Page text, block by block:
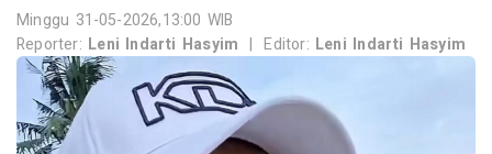
Minggu 31-05-2026,13:00 WIB
Reporter: Leni Indarti Hasyim | Editor: Leni Indarti Hasyim